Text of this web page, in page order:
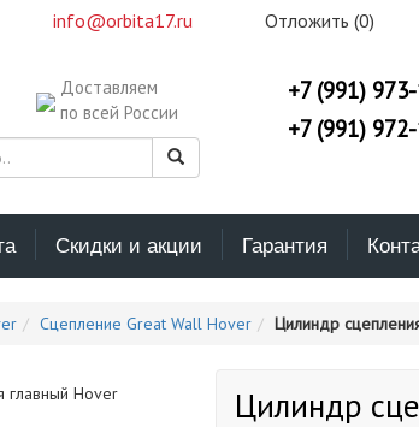
info@orbita17.ru Отложить (0)
Доставляем
по всей России
+7 (991)
+7 (991)
Скидки и акции Гарантия
Сцепление Great Wall Hover Цилиндр
Цилиндр